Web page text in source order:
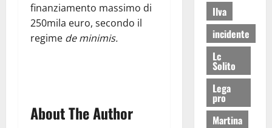
finanziamento massimo di
250mila euro, secondo il
regime de minimis.
About The Author
Ilva
incidente
Lc
Solito
Lega
pro
Martina